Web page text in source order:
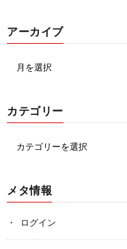
アーカイブ
カテゴリー
メタ情報
ログイン